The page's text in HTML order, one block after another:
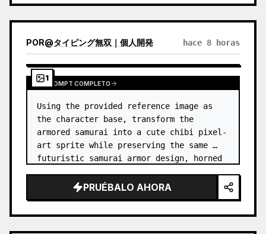
POR@タイピング無双｜個人開発 hace 8 horas
1
VER PROMPT COMPLETO
Using the provided reference image as
the character base, transform the
armored samurai into a cute chibi pixel-
art sprite while preserving the same
futuristic samurai armor design, horned
accents, glowing cyan energy details,…
PRUÉBALO AHORA